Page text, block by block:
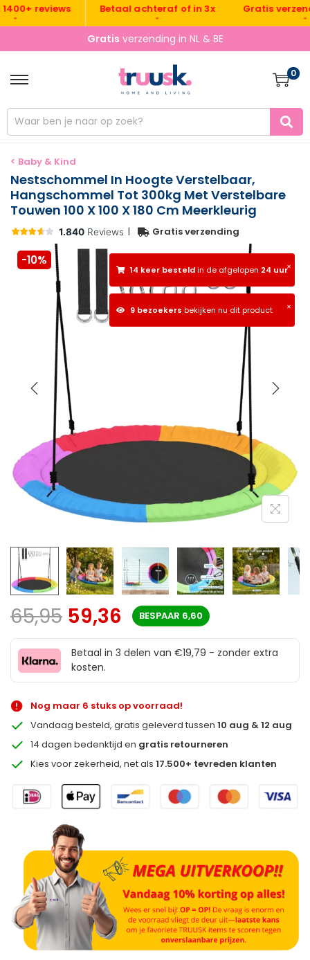
reviews Betaal achteraf of in 3x Gratis verzending
Gratis verzending in NL & BE
0
< Baby & Kind
Nestschommel In Hoogte Verstelbaar,
Hangschommel Tot 300kg Met Verstelbare
Touwen 100 X 100 X 180 Cm Meerkleurig
| Gratis verzending
×
14 keer besteldin de afgelopen 24 uur
×
9 bezoekers bekijken nu dit product
-10%
65,95 59,36 BESPAAR 6,60
Betaal in 3 delen van €19,79 - zonder extra
kosten.
Nog maar 6 stuks op voorraad!
Vandaag besteld, gratis geleverd tussen10 aug & 12 aug
14 dagen bedenktijd en gratis retourneren
Kies voor zekerheid, net als17.500+ tevreden klanten